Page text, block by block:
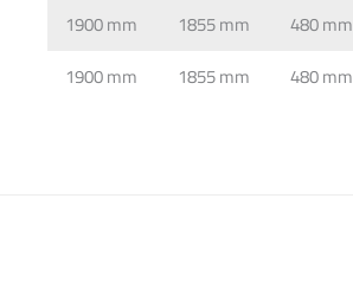
1900 mm 1855 mm 480 mm
1900 mm 1855 mm 480 mm
This form is temporarily unavailable.